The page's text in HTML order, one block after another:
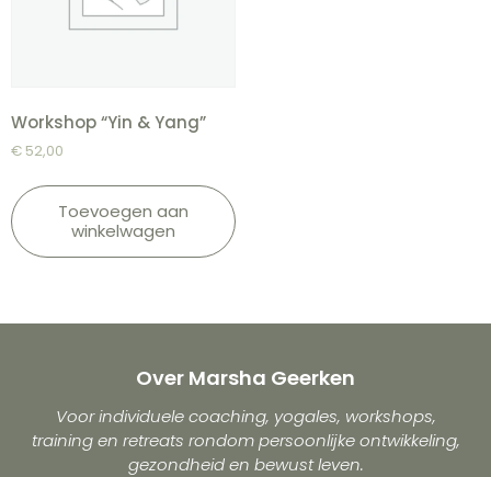
Workshop “Yin & Yang”
€ 52,00
Toevoegen aan
winkelwagen
Over Marsha Geerken
Voor individuele coaching, yogales, workshops,
training en retreats rondom persoonlijke ontwikkeling,
gezondheid en bewust leven.